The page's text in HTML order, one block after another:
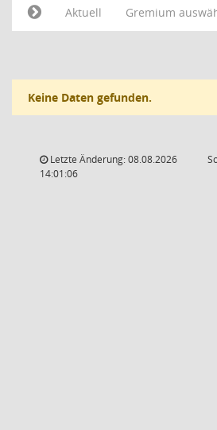
Aktuell
Gremium
Keine Daten gefunden.
Letzte Änderung: 08.08.2026
14:01:06